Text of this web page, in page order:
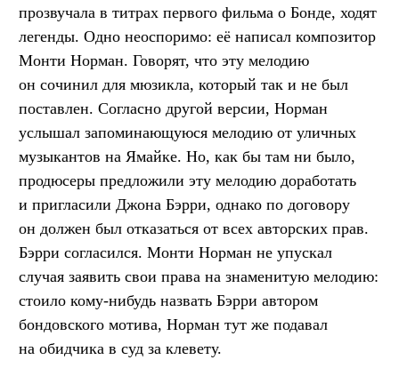
прозвучала в титрах первого фильма о Бонде, ходят
легенды. Одно неоспоримо: её написал композитор
Монти Норман. Говорят, что эту мелодию
он сочинил для мюзикла, который так и не был
поставлен. Согласно другой версии, Норман
услышал запоминающуюся мелодию от уличных
музыкантов на Ямайке. Но, как бы там ни было,
продюсеры предложили эту мелодию доработать
и пригласили Джона Бэрри, однако по договору
он должен был отказаться от всех авторских прав.
Бэрри согласился. Монти Норман не упускал
случая заявить свои права на знаменитую мелодию:
стоило кому-нибудь назвать Бэрри автором
бондовского мотива, Норман тут же подавал
на обидчика в суд за клевету.